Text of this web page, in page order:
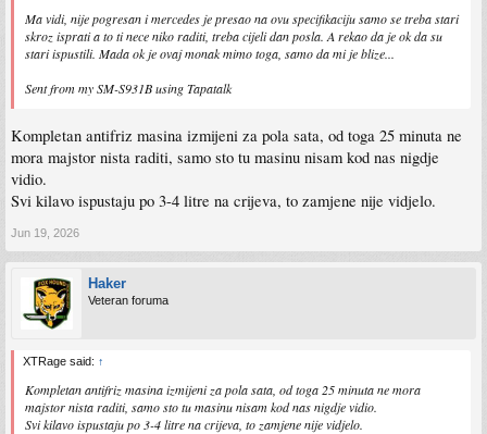
Ma vidi, nije pogresan i mercedes je presao na ovu specifikaciju samo se treba stari
skroz isprati a to ti nece niko raditi, treba cijeli dan posla. A rekao da je ok da su
stari ispustili. Mada ok je ovaj monak mimo toga, samo da mi je blize...
Sent from my SM-S931B using Tapatalk
Kompletan antifriz masina izmijeni za pola sata, od toga 25 minuta ne
mora majstor nista raditi, samo sto tu masinu nisam kod nas nigdje
vidio.
Svi kilavo ispustaju po 3-4 litre na crijeva, to zamjene nije vidjelo.
Jun 19, 2026
Haker
Veteran foruma
XTRage said: ↑
Kompletan antifriz masina izmijeni za pola sata, od toga 25 minuta ne mora
majstor nista raditi, samo sto tu masinu nisam kod nas nigdje vidio.
Svi kilavo ispustaju po 3-4 litre na crijeva, to zamjene nije vidjelo.